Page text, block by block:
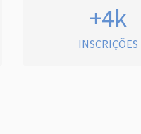
+4k
INSCRIÇÕES